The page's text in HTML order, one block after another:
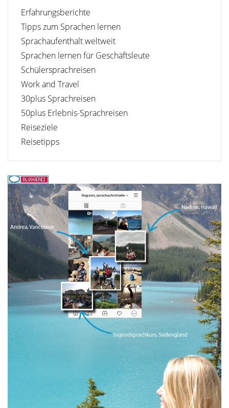
Erfahrungsberichte
Tipps zum Sprachen lernen
Sprachaufenthalt weltweit
Sprachen lernen für Geschäftsleute
Schülersprachreisen
Work and Travel
30plus Sprachreisen
50plus Erlebnis-Sprachreisen
Reiseziele
Reisetipps